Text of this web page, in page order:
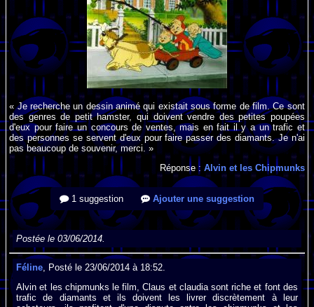
« Je recherche un dessin animé qui existait sous forme de film. Ce sont
des genres de petit hamster, qui doivent vendre des petites poupées
d'eux pour faire un concours de ventes, mais en fait il y a un trafic et
des personnes se servent d'eux pour faire passer des diamants. Je n'ai
pas beaucoup de souvenir, merci. »
Réponse : Alvin et les Chipmunks
1 suggestion Ajouter une suggestion
Postée le 03/06/2014.
Féline , Posté le 23/06/2014 à 18:52.
Alvin et les chipmunks le film, Claus et claudia sont riche et font des
trafic de diamants et ils doivent les livrer discrètement à leur